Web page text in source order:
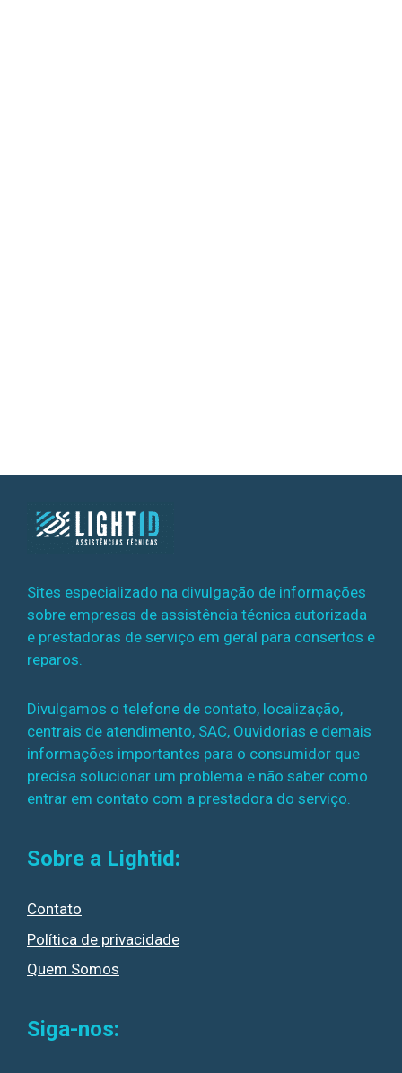
Sites especializado na divulgação de informações
sobre empresas de assistência técnica autorizada
e prestadoras de serviço em geral para consertos e
reparos.
Divulgamos o telefone de contato, localização,
centrais de atendimento, SAC, Ouvidorias e demais
informações importantes para o consumidor que
precisa solucionar um problema e não saber como
entrar em contato com a prestadora do serviço.
Sobre a Lightid:
Contato
Política de privacidade
Quem Somos
Siga-nos: